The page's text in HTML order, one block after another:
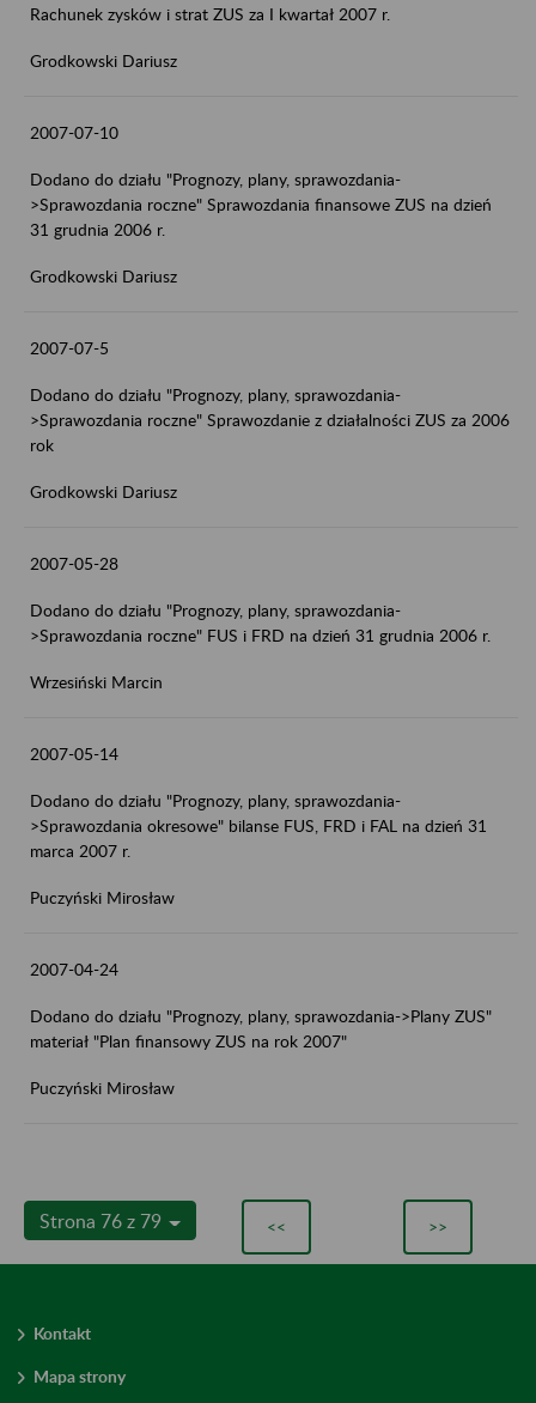
Rachunek zysków i strat ZUS za I kwartał 2007 r.
Grodkowski Dariusz
2007-07-10
Dodano do działu "Prognozy, plany, sprawozdania-
>Sprawozdania roczne" Sprawozdania finansowe ZUS na dzień
31 grudnia 2006 r.
Grodkowski Dariusz
2007-07-5
Dodano do działu "Prognozy, plany, sprawozdania-
>Sprawozdania roczne" Sprawozdanie z działalności ZUS za 2006
rok
Grodkowski Dariusz
2007-05-28
Dodano do działu "Prognozy, plany, sprawozdania-
>Sprawozdania roczne" FUS i FRD na dzień 31 grudnia 2006 r.
Wrzesiński Marcin
2007-05-14
Dodano do działu "Prognozy, plany, sprawozdania-
>Sprawozdania okresowe" bilanse FUS, FRD i FAL na dzień 31
marca 2007 r.
Puczyński Mirosław
2007-04-24
Dodano do działu "Prognozy, plany, sprawozdania->Plany ZUS"
materiał "Plan finansowy ZUS na rok 2007"
Puczyński Mirosław
Strona 76 z 79 << >>
Kontakt
Mapa strony